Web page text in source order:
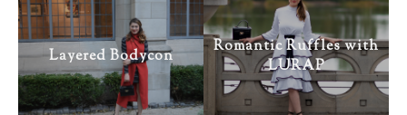
Layered Bodycon
Romantic Ruffles with
LURAP